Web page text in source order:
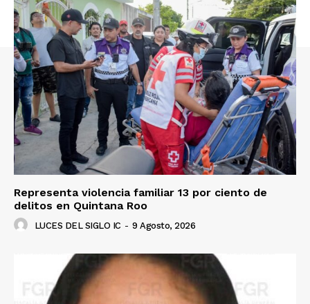
Representa violencia familiar 13 por ciento de
delitos en Quintana Roo
LUCES DEL SIGLO IC - 9 Agosto, 2026